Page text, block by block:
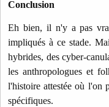
Conclusion
Eh bien, il n'y a pas
impliqués à ce stade.
hybrides, des cyber-
les anthropologues et
l'histoire attestée où l'on
spécifiques.